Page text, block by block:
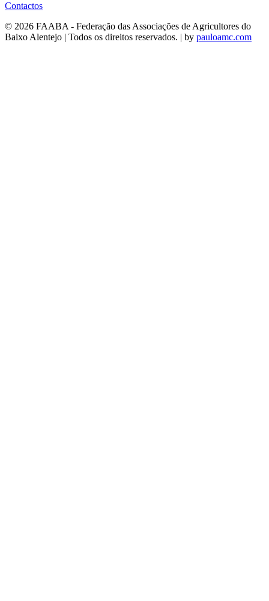
Contactos
© 2026 FAABA - Federação das Associações de Agricultores do
Baixo Alentejo | Todos os direitos reservados. | by pauloamc.com